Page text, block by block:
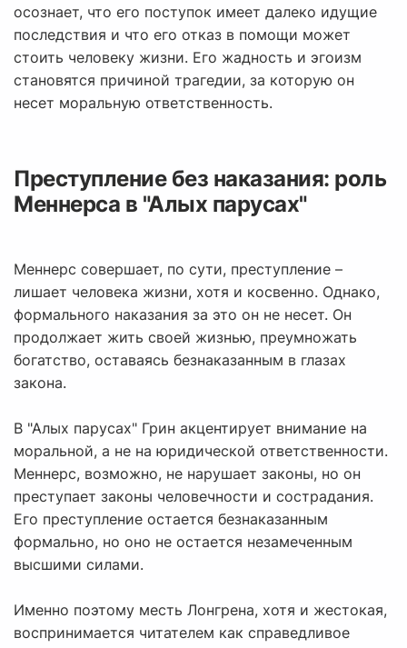
осознает, что его поступок имеет далеко идущие
последствия и что его отказ в помощи может
стоить человеку жизни. Его жадность и эгоизм
становятся причиной трагедии, за которую он
несет моральную ответственность.
Преступление без наказания: роль
Меннерса в "Алых парусах"
Меннерс совершает, по сути, преступление –
лишает человека жизни, хотя и косвенно. Однако,
формального наказания за это он не несет. Он
продолжает жить своей жизнью, преумножать
богатство, оставаясь безнаказанным в глазах
закона.
В "Алых парусах" Грин акцентирует внимание на
моральной, а не на юридической ответственности.
Меннерс, возможно, не нарушает законы, но он
преступает законы человечности и сострадания.
Его преступление остается безнаказанным
формально, но оно не остается незамеченным
высшими силами.
Именно поэтому месть Лонгрена, хотя и жестокая,
воспринимается читателем как справедливое